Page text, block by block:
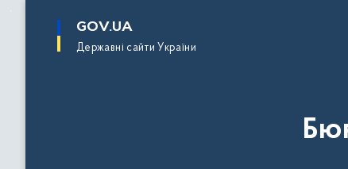
основного
GOV.UA
Державні сайти України